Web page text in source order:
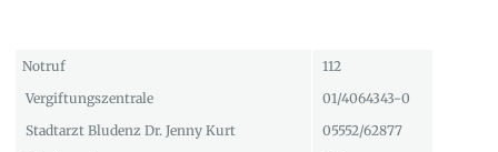
Notruf
112
Vergiftungszentrale
01/4064343-0
Stadtarzt Bludenz Dr. Jenny Kurt
05552/62877